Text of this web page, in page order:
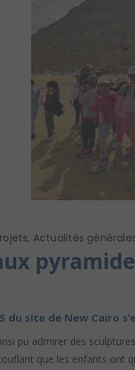
, Actualités
du site de New Cairo
pu admirer des
que les enfants ont